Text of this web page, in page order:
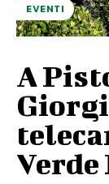
EVENTI
A
Verde